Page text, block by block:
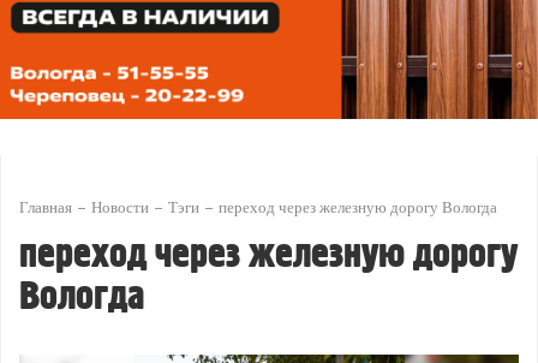
Главная Новости Тэги переход через железную дорогу Вологда
переход через железную дорогу
Вологда